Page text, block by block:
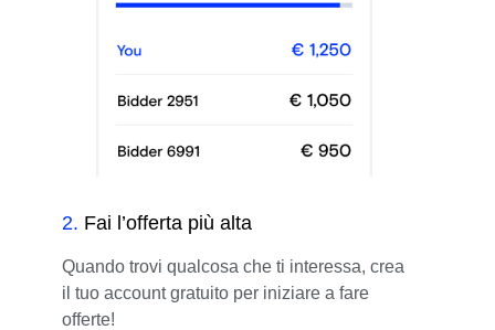
2. Fai l’offerta più alta
Quando trovi qualcosa che ti interessa, crea
il tuo account gratuito per iniziare a fare
offerte!